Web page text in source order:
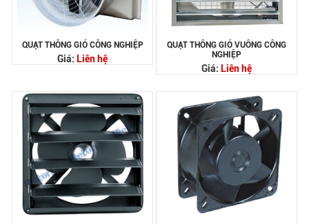
QUẠT THÔNG GIÓ CÔNG NGHIỆP
Giá: Liên hệ
QUẠT THÔNG GIÓ VUÔNG CÔNG
NGHIỆP
Giá: Liên hệ